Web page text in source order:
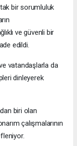
bir sorumluluk
ve güvenli bir
edildi.
vatandaşlarla da
dinleyerek
biri olan
çalışmalarının